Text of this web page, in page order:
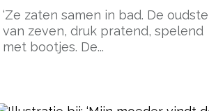
‘Ze zaten samen in bad. De oudste
van zeven, druk pratend, spelend
met bootjes. De...